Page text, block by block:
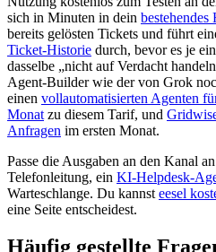
sich in Minuten in dein bestehendes
bereits gelösten Tickets und führt
Ticket-Historie durch, bevor es je
dasselbe „nicht auf Verdacht
Agent-Builder wie der von Grok
einen vollautomatisierten Agenten
Monat zu diesem Tarif, und
Anfragen im ersten Monat.
Passe die Ausgaben an den Kanal
Telefonleitung, ein KI-Helpdesk-
Warteschlange. Du kannst eesel
eine Seite entscheidest.
Häufig gestellte